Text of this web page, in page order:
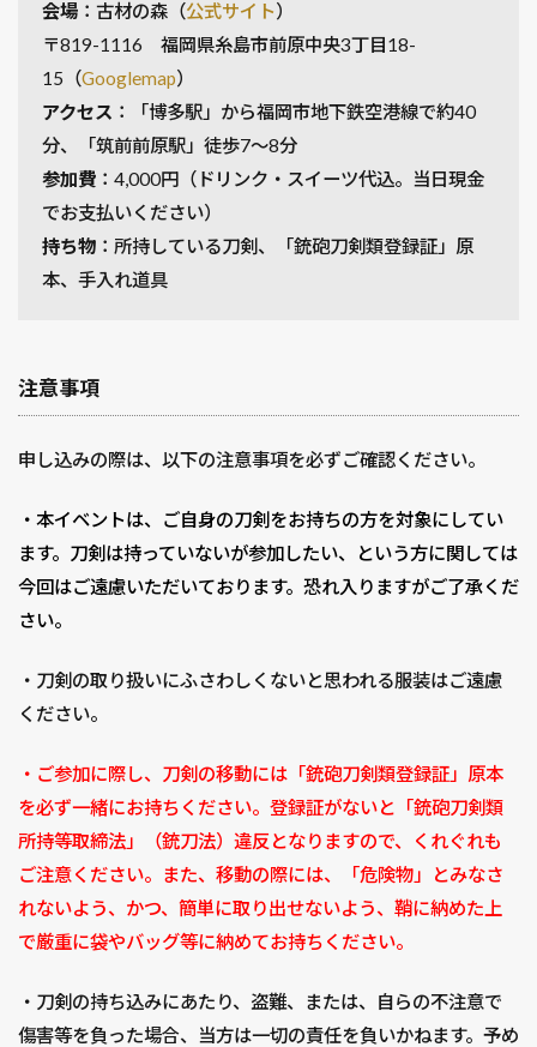
会場 ：古材の森（公式サイト）
〒819-1116 福岡県糸島市前原中央3丁目18-
15（Googlemap）
アクセス ：「博多駅」から福岡市地下鉄空港線で約40
分、「筑前前原駅」徒歩7〜8分
参加費 ：4,000円（ドリンク・スイーツ代込。当日現金
でお支払いください）
持ち物 ：所持している刀剣、「銃砲刀剣類登録証」原
本、手入れ道具
注意事項
申し込みの際は、以下の注意事項を必ずご確認ください。
・本イベントは、ご自身の刀剣をお持ちの方を対象にしてい
ます。刀剣は持っていないが参加したい、という方に関しては
今回はご遠慮いただいております。恐れ入りますがご了承くだ
さい。
・刀剣の取り扱いにふさわしくないと思われる服装はご遠慮
ください。
・ご参加に際し、刀剣の移動には「銃砲刀剣類登録証」原本
を必ず一緒にお持ちください。登録証がないと「銃砲刀剣類
所持等取締法」（銃刀法）違反となりますので、くれぐれも
ご注意ください。また、移動の際には、「危険物」とみなさ
れないよう、かつ、簡単に取り出せないよう、鞘に納めた上
で厳重に袋やバッグ等に納めてお持ちください。
・刀剣の持ち込みにあたり、盗難、または、自らの不注意で
傷害等を負った場合、当方は一切の責任を負いかねます。予め